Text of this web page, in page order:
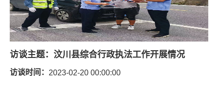
访谈主题： 汶川县综合行政执法工作开展情况
访谈时间： 2023-02-20 00:00:00